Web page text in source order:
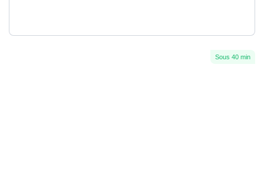
Sous 40 min